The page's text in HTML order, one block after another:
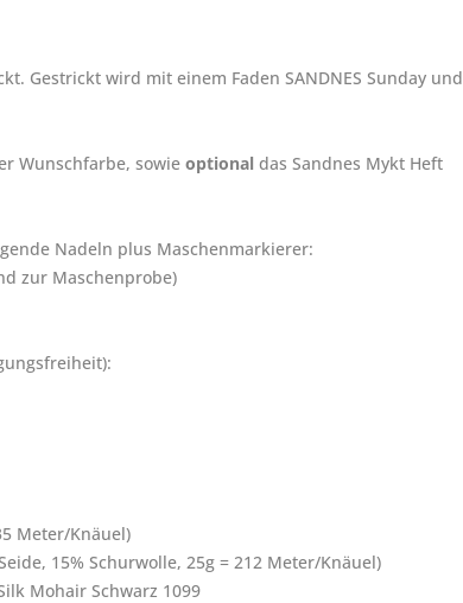
Gestrickt wird mit einem Faden SANDNES Sunday und
Wunschfarbe, sowie optional das Sandnes Mykt Heft
Nadeln plus Maschenmarkierer:
zur Maschenprobe)
Meter/Knäuel)
15% Schurwolle, 25g = 212 Meter/Knäuel)
Mohair Schwarz 1099